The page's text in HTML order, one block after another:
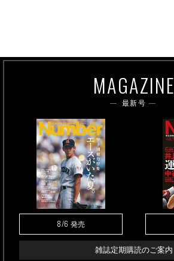
MAGAZINE
最新号
8/6 発売
雑誌定期購読のご案内